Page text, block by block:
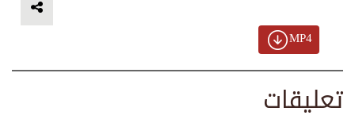
MP4
تعليقات